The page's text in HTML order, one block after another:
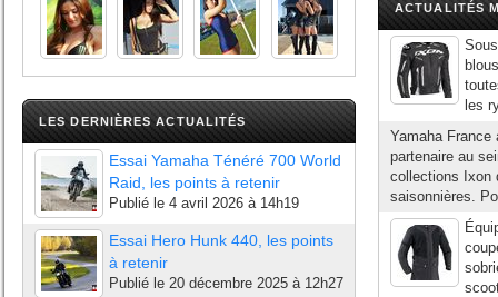
LES DERNIÈRES ACTUALITÉS
Essai Yamaha Ténéré 700 World
Raid, les points à retenir
Publié le 4 avril 2026 à 14h19
Essai Hero Hunk 440, les points
à retenir
Publié le 20 décembre 2025 à 12h27
ACTUALITÉS
les
Yamaha France
partenaire au
collections Ixon
saisonnières.